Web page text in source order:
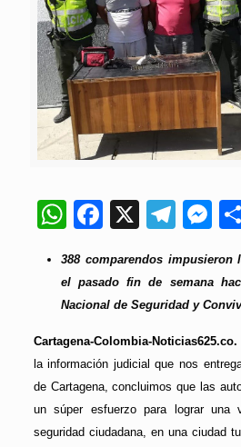
WhatsApp
Facebook
X
388 comparendos impusieron
el pasado fin de semana
Nacional de Seguridad y
Cartagena-Colombia-Noticias625.co.
la información judicial que nos
de Cartagena, concluimos que las
un súper esfuerzo para lograr una
seguridad ciudadana, en una ciudad